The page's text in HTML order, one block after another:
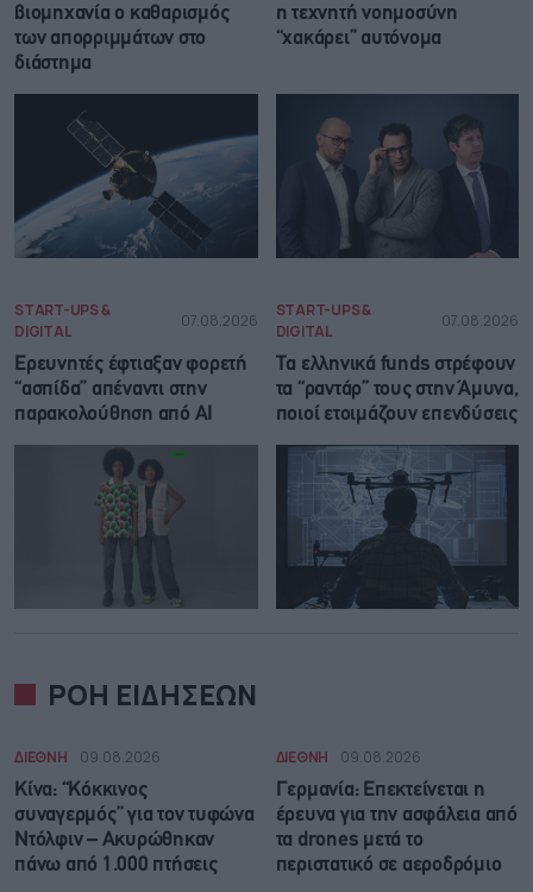
βιομηχανία ο καθαρισμός
των απορριμμάτων στο
διάστημα
η τεχνητή νοημοσύνη
“χακάρει” αυτόνομα
START-UPS &
DIGITAL
07.08.2026
Ερευνητές έφτιαξαν φορετή
“ασπίδα” απέναντι στην
παρακολούθηση από AI
START-UPS &
DIGITAL
07.08.2026
Τα ελληνικά funds στρέφουν
τα “ραντάρ” τους στην Άμυνα,
ποιοί ετοιμάζουν επενδύσεις
ΡΟΗ ΕΙΔΗΣΕΩΝ
ΔΙΕΘΝΗ 09.08.2026
Κίνα: “Κόκκινος
συναγερμός” για τον τυφώνα
Ντόλφιν – Ακυρώθηκαν
πάνω από 1.000 πτήσεις
ΔΙΕΘΝΗ 09.08.2026
Γερμανία: Επεκτείνεται η
έρευνα για την ασφάλεια από
τα drones μετά το
περιστατικό σε αεροδρόμιο